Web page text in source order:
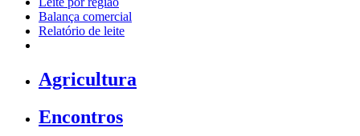
Balança comercial
Relatório de leite
Agricultura
Encontros